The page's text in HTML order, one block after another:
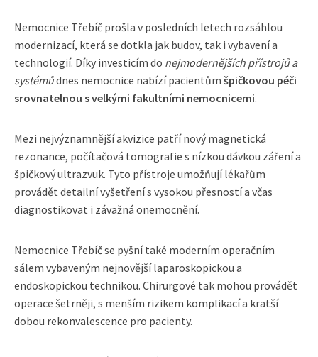
Nemocnice Třebíč prošla v posledních letech rozsáhlou
modernizací, která se dotkla jak budov, tak i vybavení a
technologií. Díky investicím do nejmodernějších přístrojů a
systémůdnes nemocnice nabízí pacientům špičkovou péči
srovnatelnou s velkými fakultními nemocnicemi.
Mezi nejvýznamnější akvizice patří nový magnetická
rezonance, počítačová tomografie s nízkou dávkou záření a
špičkový ultrazvuk. Tyto přístroje umožňují lékařům
provádět detailní vyšetření s vysokou přesností a včas
diagnostikovat i závažná onemocnění.
Nemocnice Třebíč se pyšní také moderním operačním
sálem vybaveným nejnovější laparoskopickou a
endoskopickou technikou. Chirurgové tak mohou provádět
operace šetrněji, s menším rizikem komplikací a kratší
dobou rekonvalescence pro pacienty.